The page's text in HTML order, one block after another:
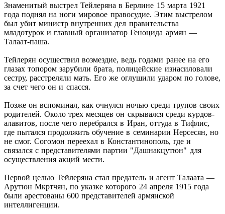
Знаменитый выстрел Тейлеряна в Берлине 15 марта 1921
года поднял на ноги мировое правосудие. Этим выстрелом
был убит министр внутренних дел правительства
младотурок и главный организатор Геноцида армян —
Талаат-паша.
Тейлерян осуществил возмездие, ведь годами ранее на его
глазах топором зарубили брата, полицейские изнасиловали
сестру, расстреляли мать. Его же оглушили ударом по голове,
за счет чего он и спасся.
Позже он вспоминал, как очнулся ночью среди трупов своих
родителей. Около трех месяцев он скрывался среди курдов-
алавитов, после чего перебрался в Иран, оттуда в Тифлис,
где пытался продолжить обучение в семинарии Нерсесян, но
не смог. Согомон переехал в Константинополь, где и
связался с представителями партии "Дашнакцутюн" для
осуществления акций мести.
Первой целью Тейлеряна стал предатель и агент Талаата —
Арутюн Мкртчян, по указке которого 24 апреля 1915 года
были арестованы 600 представителей армянской
интеллигенции.